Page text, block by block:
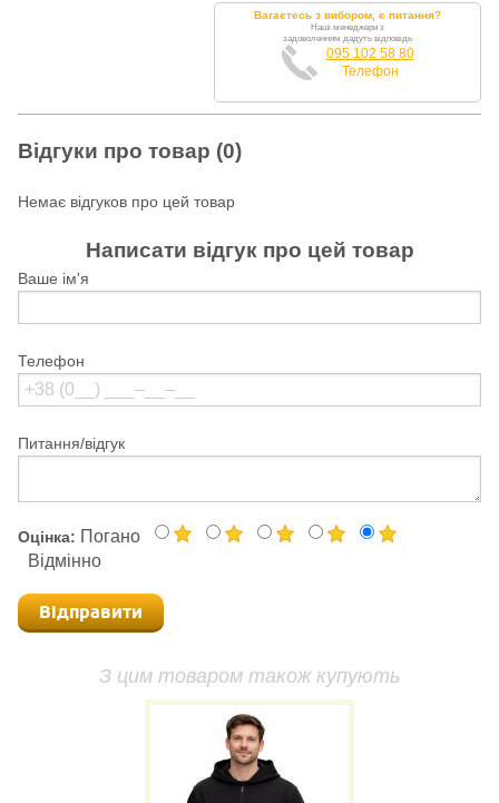
Вагаєтесь з вибором, є питання?
Наші менеджери з
задоволенням дадуть відповідь
095 102 58 80
Телефон
Відгуки про товар (0)
Немає відгуков про цей товар
Написати відгук про цей товар
Ваше ім'я
Телефон
Питання/відгук
Оцінка: Погано
Відмінно
Відправити
З цим товаром також купують